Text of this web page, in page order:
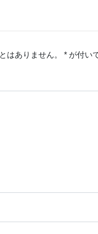
はありません。 * が付い